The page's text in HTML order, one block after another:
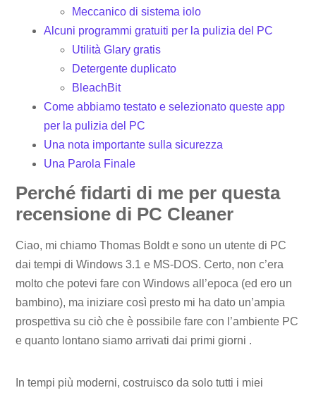
Meccanico di sistema iolo
Alcuni programmi gratuiti per la pulizia del PC
Utilità Glary gratis
Detergente duplicato
BleachBit
Come abbiamo testato e selezionato queste app
per la pulizia del PC
Una nota importante sulla sicurezza
Una Parola Finale
Perché fidarti di me per questa
recensione di PC Cleaner
Ciao, mi chiamo Thomas Boldt e sono un utente di PC
dai tempi di Windows 3.1 e MS-DOS. Certo, non c’era
molto che potevi fare con Windows all’epoca (ed ero un
bambino), ma iniziare così presto mi ha dato un’ampia
prospettiva su ciò che è possibile fare con l’ambiente PC
e quanto lontano siamo arrivati ​​dai primi giorni .
In tempi più moderni, costruisco da solo tutti i miei